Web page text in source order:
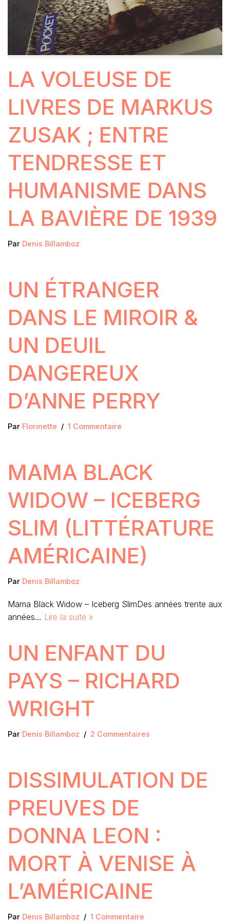
LA VOLEUSE DE
LIVRES DE MARKUS
ZUSAK ; ENTRE
TENDRESSE ET
HUMANISME DANS
LA BAVIÈRE DE 1939
Par Denis Billamboz
UN ÉTRANGER
DANS LE MIROIR &
UN DEUIL
DANGEREUX
D’ANNE PERRY
Par Florinette 1 Commentaire
MAMA BLACK
WIDOW – ICEBERG
SLIM (LITTÉRATURE
AMÉRICAINE)
Par Denis Billamboz
Mama Black Widow – Iceberg SlimDes années trente aux
années… Lire la suite »
UN ENFANT DU
PAYS – RICHARD
WRIGHT
Par Denis Billamboz 2 Commentaires
DISSIMULATION DE
PREUVES DE
DONNA LEON :
MORT À VENISE À
L’AMÉRICAINE
Par Denis Billamboz 1 Commentaire